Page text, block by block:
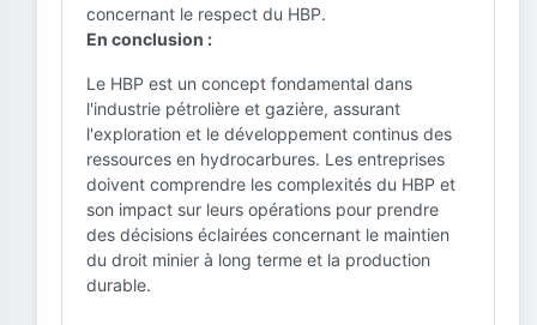
concernant le respect du HBP.
En conclusion :
Le HBP est un concept fondamental dans
l'industrie pétrolière et gazière, assurant
l'exploration et le développement continus des
ressources en hydrocarbures. Les entreprises
doivent comprendre les complexités du HBP et
son impact sur leurs opérations pour prendre
des décisions éclairées concernant le maintien
du droit minier à long terme et la production
durable.